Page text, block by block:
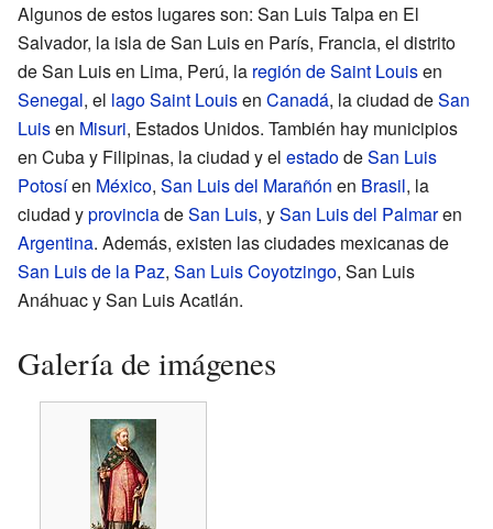
Algunos de estos lugares son: San Luis Talpa en El
Salvador, la isla de San Luis en París, Francia, el distrito
de San Luis en Lima, Perú, la región de Saint Louisen
Senegal, el lago Saint Louisen Canadá, la ciudad deSan
Luisen Misuri, Estados Unidos. También hay municipios
en Cuba y Filipinas, la ciudad y el estadodeSan Luis
Potosíen México, San Luis del Marañón en Brasil, la
ciudad yprovinciadeSan Luis, ySan Luis del Palmaren
Argentina. Además, existen las ciudades mexicanas de
San Luis de la Paz, San Luis Coyotzingo, San Luis
Anáhuac y San Luis Acatlán.
Galería de imágenes